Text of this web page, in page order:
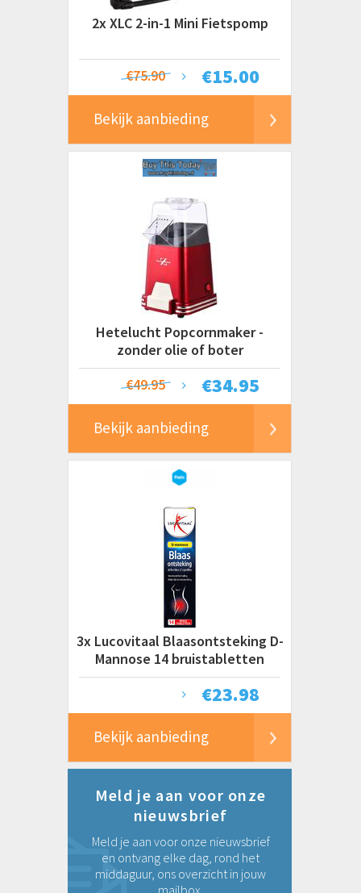
2x XLC 2-in-1 Mini Fietspomp
€15.00
€75.90
Bekijk aanbieding
Hetelucht Popcornmaker -
zonder olie of boter
€34.95
€49.95
Bekijk aanbieding
3x Lucovitaal Blaasontsteking D-
Mannose 14 bruistabletten
€23.98
Bekijk aanbieding
Meld je aan voor onze
nieuwsbrief
Meld je aan voor onze nieuwsbrief
en ontvang elke dag, rond het
middaguur, ons overzicht in jouw
mailbox.